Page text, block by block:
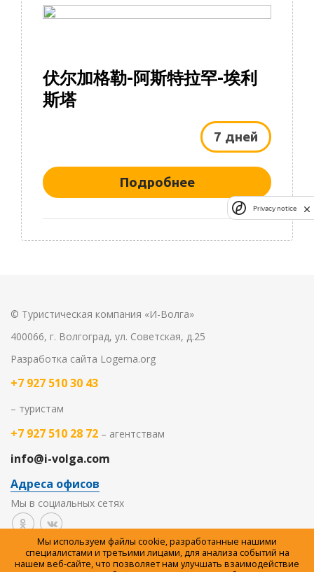
伏尔加格勒-阿斯特拉罕-埃利
斯塔
7 дней
Подробнее
© Туристическая компания «И-Волга»
400066, г. Волгоград, ул. Советская, д.25
Разработка сайта Logema.org
+7 927 510 30 43
– туристам
+7 927 510 28 72 – агентствам
info@i-volga.com
Адреса офисов
Мы в социальных сетях
Политика организации в отношении обработки
Мы используем файлы cookie, разработанные нашими
специалистами и третьими лицами, для анализа событий на
нашем веб-сайте, что позволяет нам улучшать взаимодействие
Privacy notice